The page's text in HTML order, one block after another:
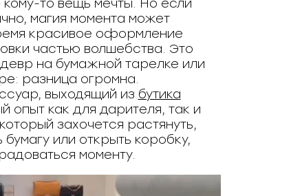
то вещь мечты. Но если
магия момента может
красивое оформление
частью волшебства. Это
на бумажной тарелке или
разница огромна.
выходящий из бутика
опыт как для дарителя, так и
захочется растянуть,
или открыть коробку,
моменту.